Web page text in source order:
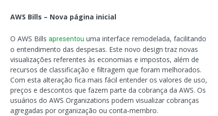
AWS Bills – Nova página inicial
O AWS Billsapresentou uma interface remodelada, facilitando
o entendimento das despesas. Este novo design traz novas
visualizações referentes às economias e impostos, além de
recursos de classificação e filtragem que foram melhorados.
Com esta alteração fica mais fácil entender os valores de uso,
preços e descontos que fazem parte da cobrança da AWS. Os
usuários do AWS Organizations podem visualizar cobranças
agregadas por organização ou conta-membro.